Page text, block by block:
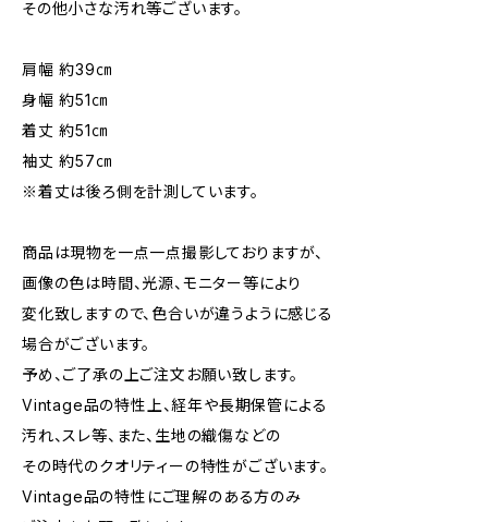
その他小さな汚れ等ございます。
肩幅 約39㎝
身幅 約51㎝
着丈 約51㎝
袖丈 約57㎝
※着丈は後ろ側を計測しています。
商品は現物を一点一点撮影しておりますが、
画像の色は時間、光源、モニター等により
変化致しますので、色合いが違うように感じる
場合がございます。
予め、ご了承の上ご注文お願い致します。
Vintage品の特性上、経年や長期保管による
汚れ、スレ等、また、生地の織傷などの
その時代のクオリティーの特性がございます。
Vintage品の特性にご理解のある方のみ